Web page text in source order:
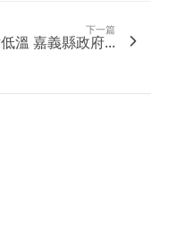
下一篇
溫 嘉義縣政府...